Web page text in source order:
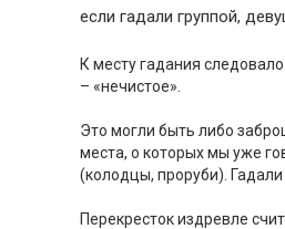
если гадали группой,
К месту гадания
– «нечистое».
Это могли быть либо
места, о которых мы уже
(колодцы, проруби). Гадали
Перекресток издревле